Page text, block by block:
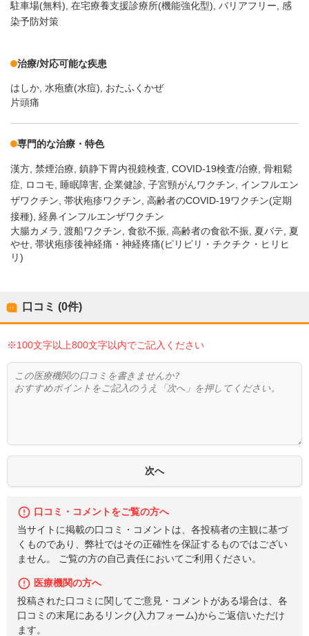
駐車場(無料) 在宅療養支援診療所(機能強化型) バリアフリー 感
染予防対策
治療/対応可能な疾患
はしか 水疱瘡(水痘)
おたふくかぜ
片頭痛
専門的な治療・特色
漢方 禁煙治療 鎮静下胃内視鏡検査 COVID-19検査/治療 骨粗鬆
症
ロコモ 睡眠障害 企業健診 子宮頸がんワクチン
インフルエン
ザワクチン 帯状疱疹ワクチン 高齢者のCOVID-19ワクチン(定期
接種) 経鼻インフルエンザワクチン
大腸カメラ, 渡船ワクチン, 食欲不振, 高齢者の食欲不振, 夏バテ, 夏
やせ, 帯状疱疹後神経痛・神経疼痛(ピリピリ・チクチク・ヒリヒ
リ)
口コミ (0件)
※100文字以上800文字以内でご記入ください
口コミ・コメントをご覧の方へ
当サイトに掲載の口コミ・コメントは、各投稿者の主観に基づ
くものであり、弊社ではその正確性を保証するものではござい
ません。 ご覧の方の自己責任においてご利用ください。
医療機関の方へ
投稿された口コミに関してご意見・コメントがある場合は、各
口コミの末尾にあるリンク(入力フォーム)からご返信いただけ
ます。